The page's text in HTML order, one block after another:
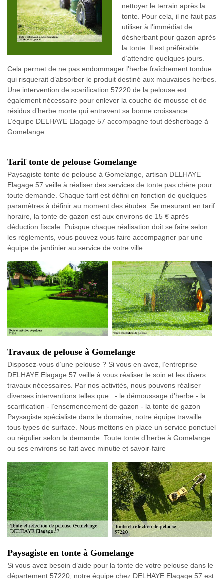
nettoyer le terrain après la
tonte. Pour cela, il ne faut pas
utiliser à l’immédiat de
désherbant pour gazon après
la tonte. Il est préférable
d’attendre quelques jours.
Cela permet de ne pas endommager l’herbe fraîchement tondue
qui risquerait d’absorber le produit destiné aux mauvaises herbes.
Une intervention de scarification 57220 de la pelouse est
également nécessaire pour enlever la couche de mousse et de
résidus d’herbe morte qui entravent sa bonne croissance.
L’équipe DELHAYE Elagage 57 accompagne tout désherbage à
Gomelange.
Tarif tonte de pelouse Gomelange
Paysagiste tonte de pelouse à Gomelange, artisan DELHAYE
Elagage 57 veille à réaliser des services de tonte pas chère pour
toute demande. Chaque tarif est défini en fonction de quelques
paramètres à définir au moment des études. Se mesurant en tarif
horaire, la tonte de gazon est aux environs de 15 € après
déduction fiscale. Puisque chaque réalisation doit se faire selon
les règlements, vous pouvez vous faire accompagner par une
équipe de jardinier au service de votre ville.
Travaux de pelouse à Gomelange
Disposez-vous d’une pelouse ? Si vous en avez, l’entreprise
DELHAYE Elagage 57 veille à vous réaliser le soin et les divers
travaux nécessaires. Par nos activités, nous pouvons réaliser
diverses interventions telles que : - le démoussage d’herbe - la
scarification - l’ensemencement de gazon - la tonte de gazon
Paysagiste spécialiste dans le domaine, notre équipe travaille
tous types de surface. Nous mettons en place un service ponctuel
ou régulier selon la demande. Toute tonte d’herbe à Gomelange
ou ses environs se fait avec minutie et savoir-faire
Paysagiste en tonte à Gomelange
Si vous avez besoin d’aide pour la tonte de votre pelouse dans le
département 57220, notre équipe chez DELHAYE Elagage 57 est